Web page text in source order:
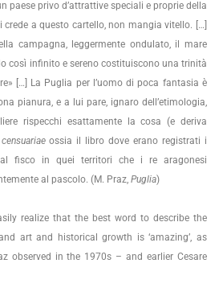
paese privo d’attrattive speciali e proprie della
a questo cartello, non mangia vitello. […]
campagna, leggermente ondulato, il mare
così infinito e sereno costituiscono una trinità
[…] La Puglia per l’uomo di poca fantasia è
pianura, e a lui pare, ignaro dell’etimologia,
rispecchi esattamente la cosa (e deriva
ossia il libro dove erano registrati i
fisco in quei territori che i re aragonesi
al pascolo. (M. Praz, Puglia)
realize that the best word to describe the
art and historical growth is ‘amazing’, as
observed in the 1970s – and earlier Cesare